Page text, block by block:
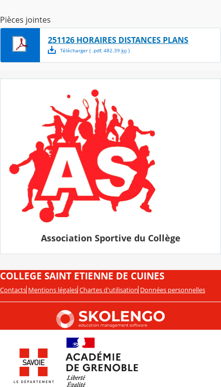
Pièces jointes
251126 HORAIRES DISTANCES PLANS
Télécharger( .pdf, 482.39 ko)
Association Sportive du Collège
COLLEGE SAINT ETIENNE DE CUINES
Contacts Mentions légales Chartes d'utilisation Données personnelles